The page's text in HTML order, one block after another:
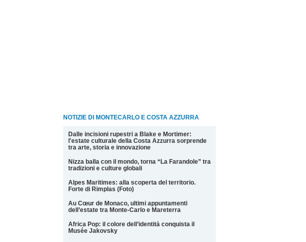
NOTIZIE DI MONTECARLO E COSTA AZZURRA
Dalle incisioni rupestri a Blake e Mortimer:
l'estate culturale della Costa Azzurra sorprende
tra arte, storia e innovazione
Nizza balla con il mondo, torna “La Farandole” tra
tradizioni e culture globali
Alpes Maritimes: alla scoperta del territorio.
Forte di Rimplas (Foto)
Au Cœur de Monaco, ultimi appuntamenti
dell’estate tra Monte-Carlo e Mareterra
Africa Pop: il colore dell’identità conquista il
Musée Jakovsky